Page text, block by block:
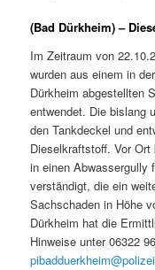
(Bad Dürkheim) –
Im Zeitraum von
wurden aus einem in
Dürkheim abgestellten
entwendet. Die bislang
den Tankdeckel und
Dieselkraftstoff. Vor
in einen Abwassergully
verständigt, die ein
Sachschaden in Höhe
Dürkheim hat die
Hinweise unter 06322